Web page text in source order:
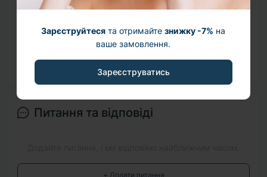
Зарєструйтеся та отримайтезнижку -7% на
ваше замовлення.
Зареєструватись
+ Додати відгук
Питання та відповіді
+ Додати питання